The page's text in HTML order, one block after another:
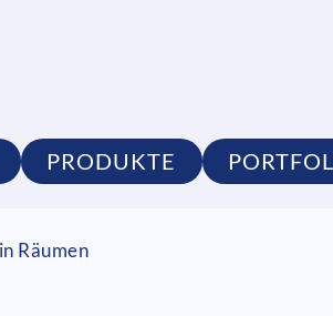
PRODUKTE
Räumen